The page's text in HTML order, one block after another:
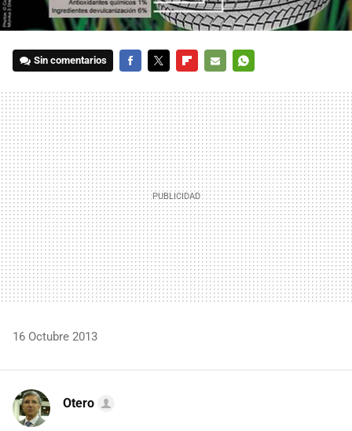
Sin comentarios
MAIL
16 Octubre 2013
Otero